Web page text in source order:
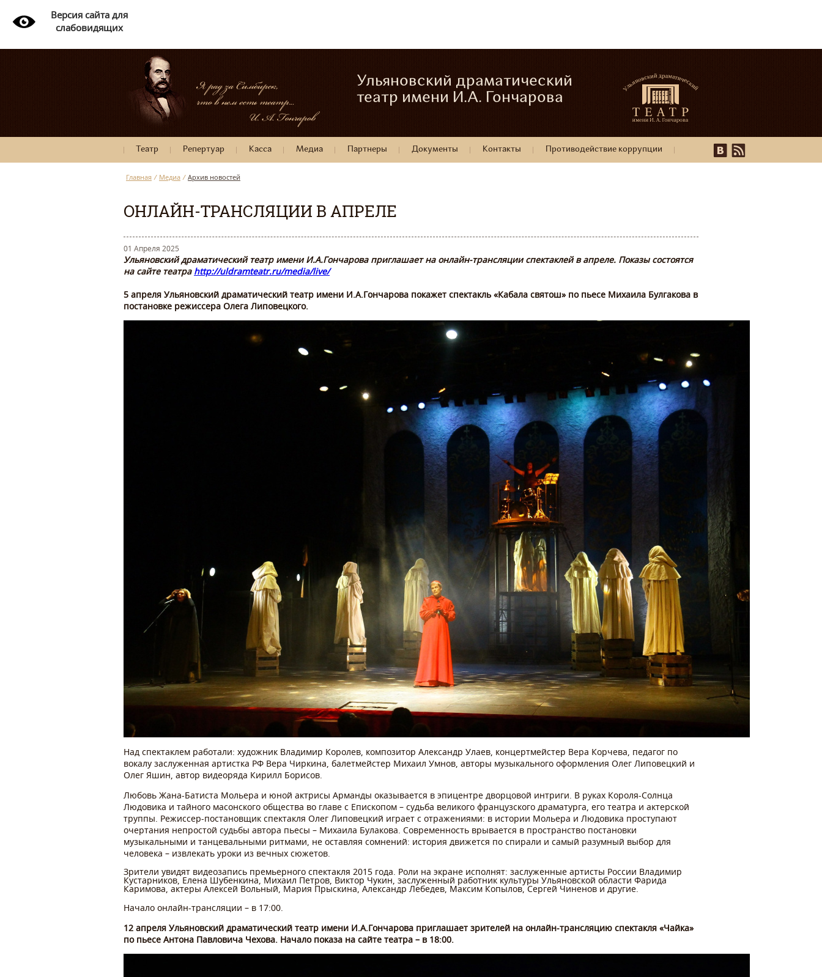
Версия сайта для
слабовидящих
Ульяновский драматический
театр имени И.А. Гончарова
Театр Репертуар Касса Медиа Партнеры Документы Контакты Противодействие коррупции
Главная / Медиа / Архив новостей
ОНЛАЙН-ТРАНСЛЯЦИИ В АПРЕЛЕ
01 Апреля 2025
Ульяновский драматический театр имени И.А.Гончарова приглашает на онлайн-трансляции спектаклей в апреле. Показы состоятся
на сайте театра http://uldramteatr.ru/media/live/
5 апреля Ульяновский драматический театр имени И.А.Гончарова покажет спектакль «Кабала святош» по пьесе Михаила Булгакова в
постановке режиссера Олега Липовецкого.
Над спектаклем работали: художник Владимир Королев, композитор Александр Улаев, концертмейстер Вера Корчева, педагог по
вокалу заслуженная артистка РФ Вера Чиркина, балетмейстер Михаил Умнов, авторы музыкального оформления Олег Липовецкий и
Олег Яшин, автор видеоряда Кирилл Борисов.
Любовь Жана-Батиста Мольера и юной актрисы Арманды оказывается в эпицентре дворцовой интриги. В руках Короля-Солнца
Людовика и тайного масонского общества во главе с Епископом – судьба великого французского драматурга, его театра и актерской
труппы. Режиссер-постановщик спектакля Олег Липовецкий играет с отражениями: в истории Мольера и Людовика проступают
очертания непростой судьбы автора пьесы – Михаила Булакова. Современность врывается в пространство постановки
музыкальными и танцевальными ритмами, не оставляя сомнений: история движется по спирали и самый разумный выбор для
человека – извлекать уроки из вечных сюжетов.
Зрители увидят видеозапись премьерного спектакля 2015 года. Роли на экране исполнят: заслуженные артисты России Владимир
Кустарников, Елена Шубенкина, Михаил Петров, Виктор Чукин, заслуженный работник культуры Ульяновской области Фарида
Каримова, актеры Алексей Вольный, Мария Прыскина, Александр Лебедев, Максим Копылов, Сергей Чиненов и другие.
Начало онлайн-трансляции – в 17:00.
12 апреля Ульяновский драматический театр имени И.А.Гончарова приглашает зрителей на онлайн-трансляцию спектакля «Чайка»
по пьесе Антона Павловича Чехова. Начало показа на сайте театра – в 18:00.